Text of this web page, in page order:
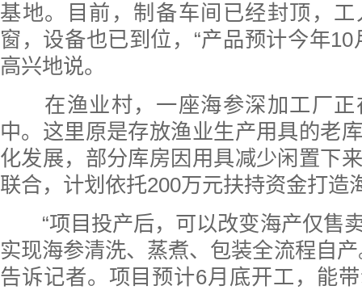
基地。目前，制备车间已经封顶，
窗，设备也已到位，“产品预计今年10
高兴地说。
在渔业村，一座海参深加工厂正
中。这里原是存放渔业生产用具的老
化发展，部分库房因用具减少闲置下
联合，计划依托200万元扶持资金打造
“项目投产后，可以改变海产仅售
实现海参清洗、蒸煮、包装全流程自
告诉记者。项目预计6月底开工，能